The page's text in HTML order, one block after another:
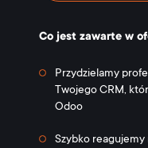
Co jest zawarte w
Przydzielamy
Twojego CRM,
Odoo
Szybko reagujemy